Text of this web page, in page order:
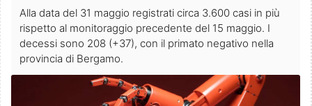
Alla data del 31 maggio registrati circa 3.600 casi in più
rispetto al monitoraggio precedente del 15 maggio. I
decessi sono 208 (+37), con il primato negativo nella
provincia di Bergamo.